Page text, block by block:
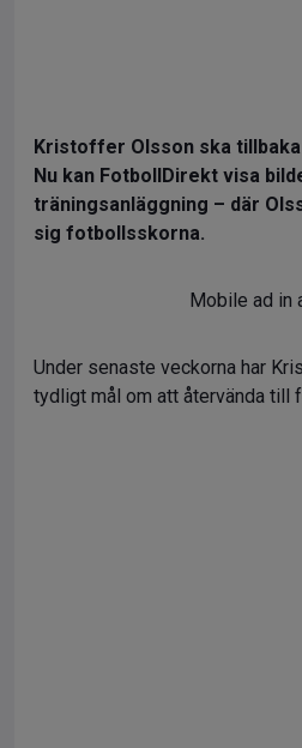
Kristoffer Olsson ska
Nu kan FotbollDirekt visa
träningsanläggning – där
sig fotbollsskorna.
Mobile ad in
Under senaste veckorna har
tydligt mål om att återvända till